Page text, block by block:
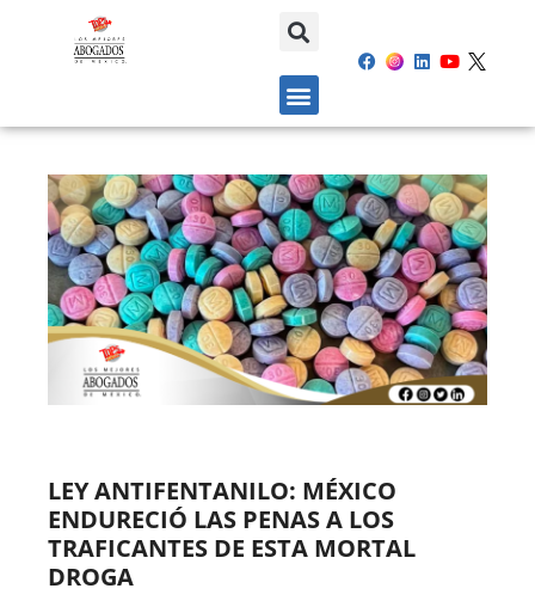
LEY ANTIFENTANILO: MÉXICO
ENDURECIÓ LAS PENAS A LOS
TRAFICANTES DE ESTA MORTAL
DROGA